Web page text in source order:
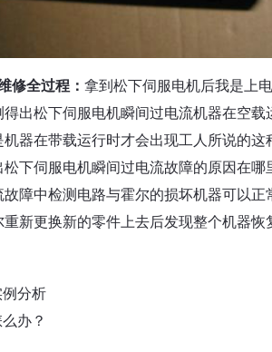
修全过程： 拿到松下伺服电机后我是上
出松下伺服电机瞬间过电流机器在空
器在带载运行时才会出现工人所说的
下伺服电机瞬间过电流故障的原因在
障中检测电路与霍尔的损坏机器可以
新更换新的零件上去后发现整个机器恢
分析
办？